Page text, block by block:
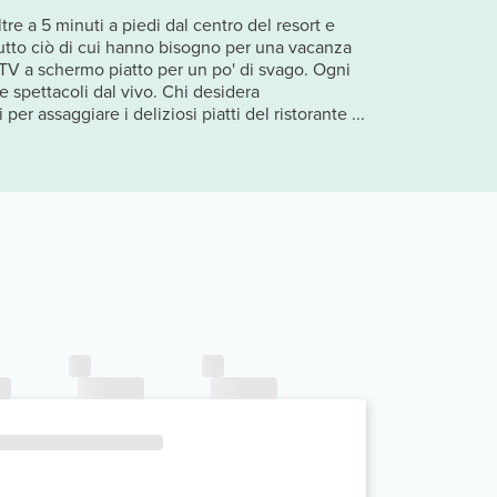
a 5 minuti a piedi dal centro del resort e
ciò di cui hanno bisogno per una vacanza
a schermo piatto per un po' di svago. Ogni
spettacoli dal vivo. Chi desidera
assaggiare i deliziosi piatti del ristorante ...